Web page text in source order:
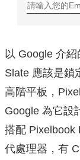
以 Google 介
Slate 應該是鎖
高階平板，
Google 為它設
搭配 Pixelbook
代處理器，有